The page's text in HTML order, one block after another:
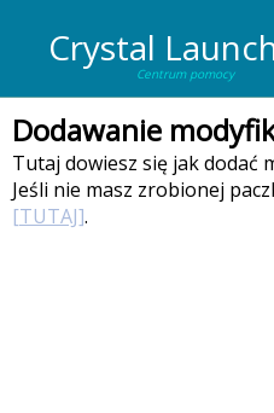
Centrum pomocy
Crystal
Dodawanie
Tutaj dowiesz się jak dodać
Jeśli nie masz zrobionej
[TUTAJ].